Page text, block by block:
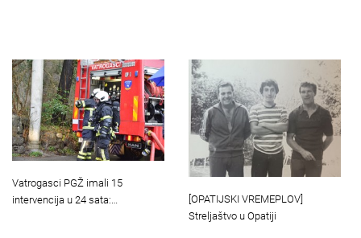
Vatrogasci PGŽ imali 15
intervencija u 24 sata:…
[OPATIJSKI VREMEPLOV]
Streljaštvo u Opatiji